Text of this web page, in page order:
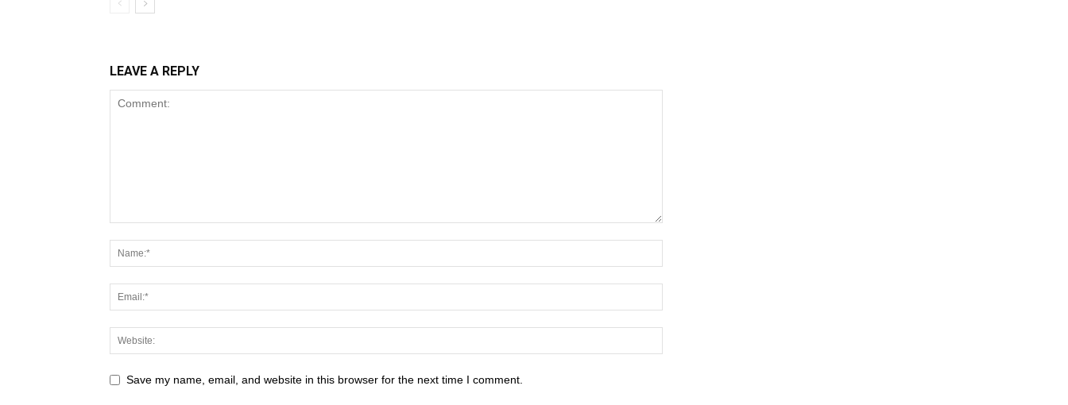
LEAVE A REPLY
Save my name, email, and website in this browser for the next time I comment.